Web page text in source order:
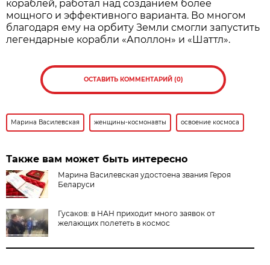
кораблей, работал над созданием более
мощного и эффективного варианта. Во многом
благодаря ему на орбиту Земли смогли запустить
легендарные корабли «Аполлон» и «Шаттл».
ОСТАВИТЬ КОММЕНТАРИЙ (0)
Марина Василевская женщины-космонавты освоение космоса
Также вам может быть интересно
Марина Василевская удостоена звания Героя
Беларуси
Гусаков: в НАН приходит много заявок от
желающих полететь в космос